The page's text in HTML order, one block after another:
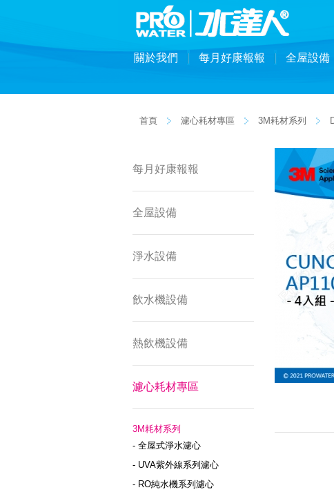
關於我們 每月好康報報 全屋設備
首頁 濾心耗材專區 3M耗材系列
每月好康報報
全屋設備
淨水設備
飲水機設備
熱飲機設備
濾心耗材專區
3M耗材系列
- 全屋式淨水濾心
- UVA紫外線系列濾心
- RO純水機系列濾心